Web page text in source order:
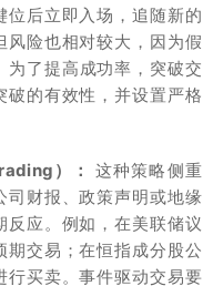
位后立即入场，追随新的
风险也相对较大，因为假
了提高成功率，突破交
的有效性，并设置严格
）：
这种策略侧重
司财报、政策声明或地缘
应。例如，在美联储议
期交易；在恒指成分股公
行买卖。事件驱动交易要